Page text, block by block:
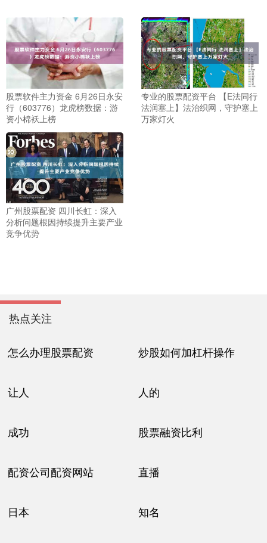
股票软件主力资金 6月26日永安
行（603776）龙虎榜数据：游
资小棉袄上榜
专业的股票配资平台 【E法同行
法润塞上】法治织网，守护塞上
万家灯火
广州股票配资 四川长虹：深入
分析问题根因持续提升主要产业
竞争优势
热点关注
怎么办理股票配资 炒股如何加杠杆操作
让人 人的
成功 股票融资比利
配资公司配资网站 直播
日本 知名